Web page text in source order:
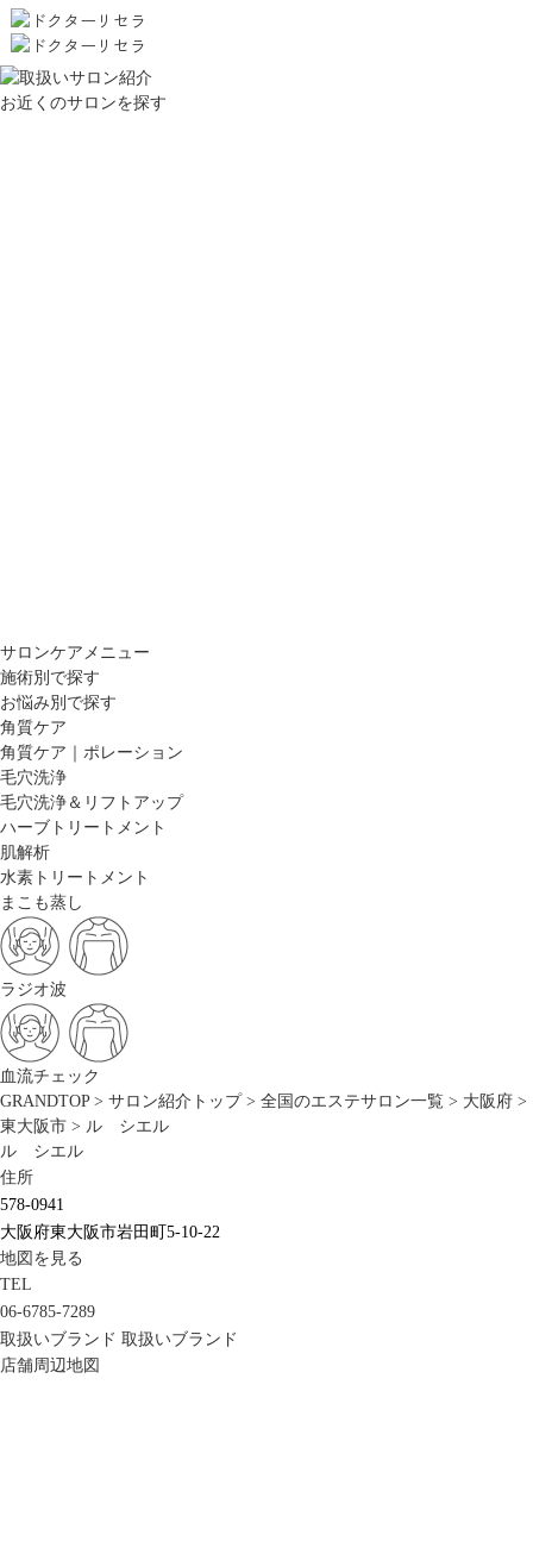
お近くのサロンを探す
サロンケアメニュー
施術別で探す
お悩み別で探す
角質ケア
角質ケア｜ポレーション
毛穴洗浄
毛穴洗浄＆リフトアップ
ハーブトリートメント
肌解析
水素トリートメント
まこも蒸し
ラジオ波
血流チェック
GRANDTOP > サロン紹介トップ > 全国のエステサロン一覧 > 大阪府 >
東大阪市 > ル シエル
ル シエル
住所
578-0941
大阪府東大阪市岩田町5-10-22
地図を見る
TEL
06-6785-7289
取扱いブランド 取扱いブランド
店舗周辺地図